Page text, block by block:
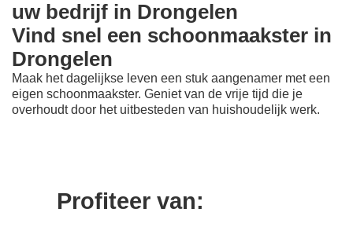
uw bedrijf in Drongelen
Vind snel een schoonmaakster in
Drongelen
Maak het dagelijkse leven een stuk aangenamer met een
eigen schoonmaakster. Geniet van de vrije tijd die je
overhoudt door het uitbesteden van huishoudelijk werk.
Profiteer van: